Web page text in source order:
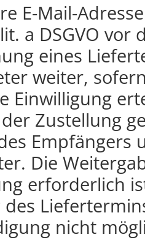
E-Mail-
a DSGVO
eines
weiter,
Einwilligung
Zustellung
Empfängers
Die
erforderlich
nicht